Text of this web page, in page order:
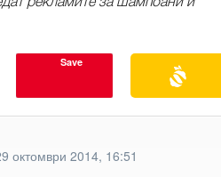
Save
октомври 2014, 16:51